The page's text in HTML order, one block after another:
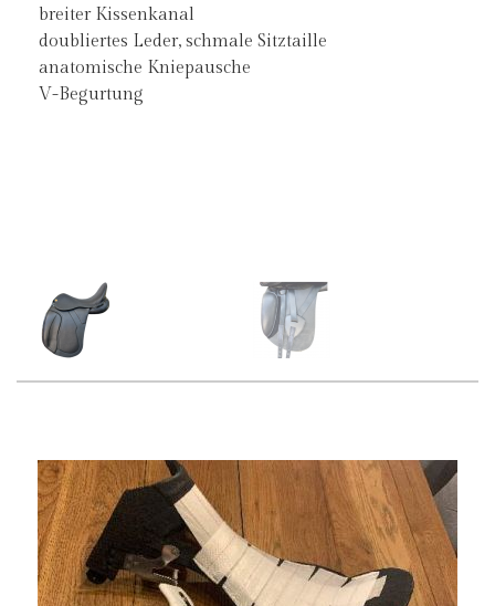
breiter Kissenkanal
doubliertes Leder, schmale Sitztaille
anatomische Kniepausche
V-Begurtung